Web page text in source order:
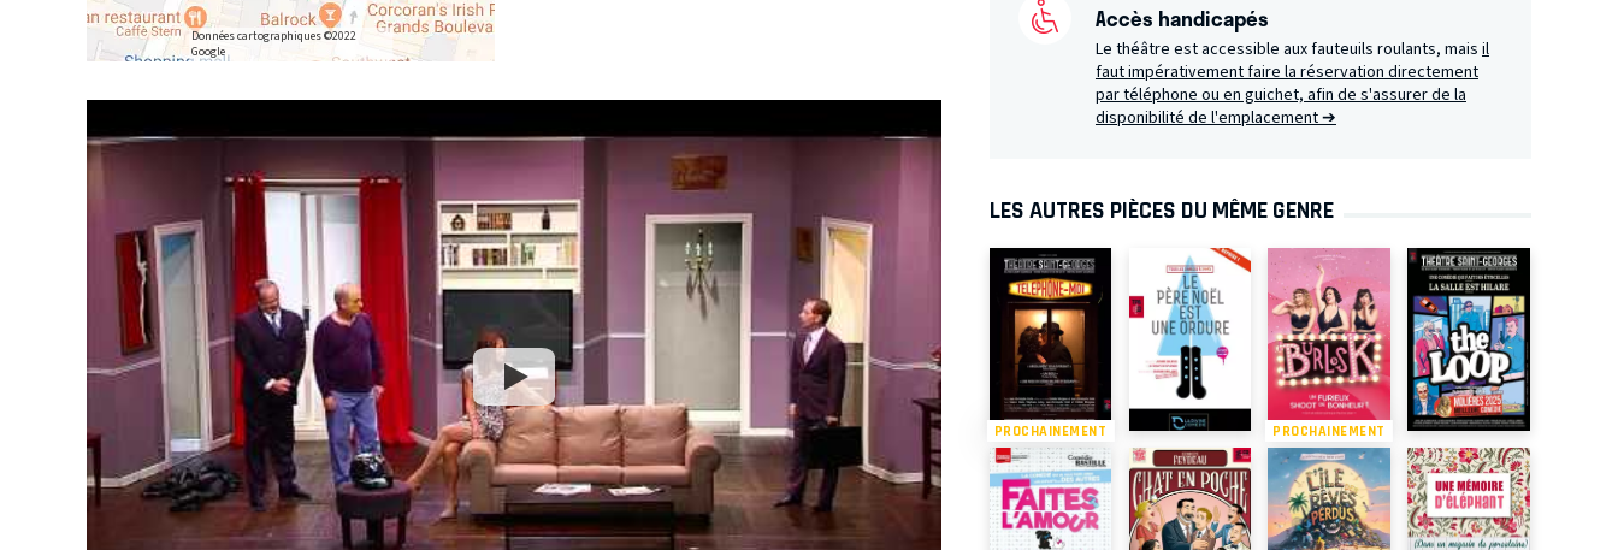
Données cartographiques ©2022
Google
Accès handicapés
Le théâtre est accessible aux fauteuils roulants, mais il
faut impérativement faire la réservation directement
par téléphone ou en guichet, afin de s'assurer de la
disponibilité de l'emplacement ➔
LES AUTRES PIÈCES DU MÊME GENRE
PROCHAINEMENT PROCHAINEMENT